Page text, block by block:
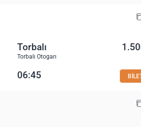
Torbalı
Torbalı Otogarı
06:45